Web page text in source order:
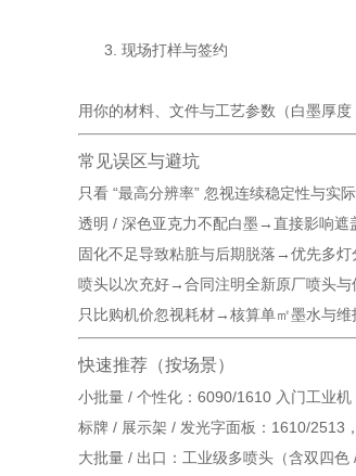
现场打样与签约
用你的材料、文件与工艺参数（白墨厚
常见误区与避坑
只看 “最高分辨率” 忽视连续稳定性与实
透明 / 深色亚克力不配白墨→直接影响遮
固化不足导致粘脏与后期脱落→优先多灯
喷头以次充好→合同注明全新原厂喷头与
只比购机价忽视耗材→核算单㎡墨水与维
快速推荐（按场景）
小批量 / 个性化：6090/1610 入门工业
标牌 / 展示架 / 发光字面板：1610/2513
大批量 / 出口：工业级多喷头（含双四